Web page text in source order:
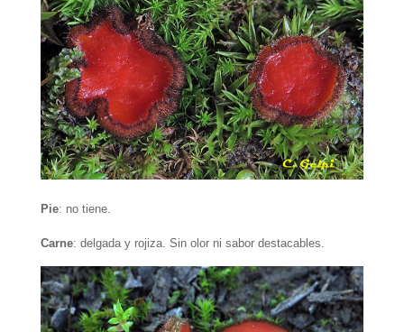
Pie: no tiene.
Carne: delgada y rojiza. Sin olor ni sabor destacables.